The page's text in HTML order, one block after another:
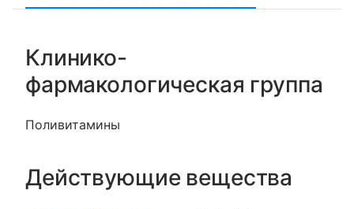
Клинико-
фармакологическая группа
Поливитамины
Действующие вещества